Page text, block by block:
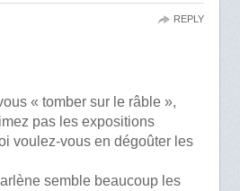
« tomber sur le râble »,
pas les expositions
voulez-vous en dégoûter les
semble beaucoup les
REPLY